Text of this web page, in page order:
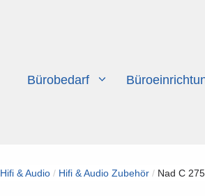
Bürobedarf
Hifi & Audio / Hifi & Audio Zubehör / Nad C